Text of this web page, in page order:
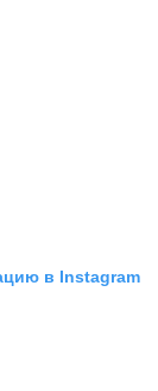
в Instagram